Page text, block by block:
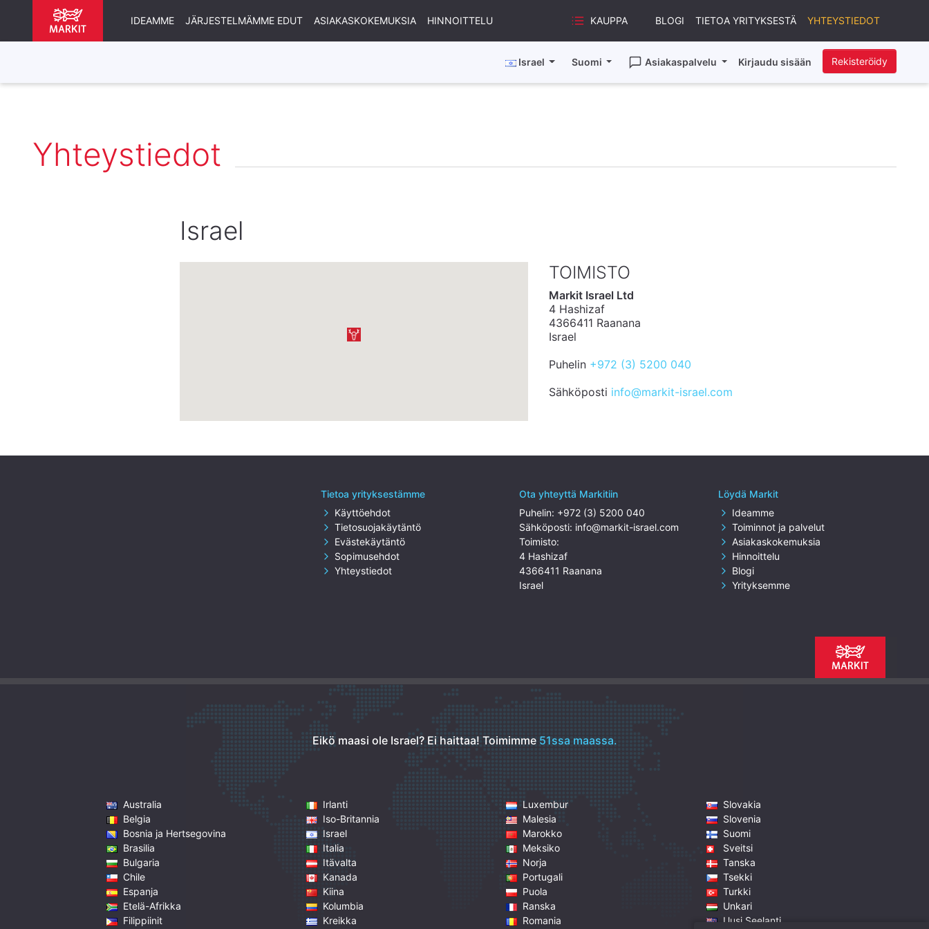
IDEAMME JÄRJESTELMÄMME EDUT ASIAKASKOKEMUKSIA HINNOITTELU KAUPPA BLOGI TIETOA YRITYKSESTÄ YHTEYSTIEDOT
Israel Suomi Asiakaspalvelu Kirjaudu sisään Rekisteröidy
Yhteystiedot
Israel
TOIMISTO
Markit Israel Ltd
4 Hashizaf
4366411 Raanana
Israel
Puhelin +972 (3) 5200 040
Sähköposti info@markit-israel.com
Tietoa yrityksestämme
Käyttöehdot
Tietosuojakäytäntö
Evästekäytäntö
Sopimusehdot
Yhteystiedot
Ota yhteyttä Markitiin
Puhelin: +972 (3) 5200 040
Sähköposti: info@markit-israel.com
Toimisto:
4 Hashizaf
4366411 Raanana
Israel
Löydä Markit
Ideamme
Toiminnot ja palvelut
Asiakaskokemuksia
Hinnoittelu
Blogi
Yrityksemme
Eikö maasi ole Israel? Ei haittaa! Toimimme 51ssa maassa.
Australia
Belgia
Bosnia ja Hertsegovina
Brasilia
Bulgaria
Chile
Espanja
Etelä-Afrikka
Filippiinit
Irlanti
Iso-Britannia
Israel
Italia
Itävalta
Kanada
Kiina
Kolumbia
Kreikka
Luxembur
Malesia
Marokko
Meksiko
Norja
Portugali
Puola
Ranska
Romania
Slovakia
Slovenia
Suomi
Sveitsi
Tanska
Tsekki
Turkki
Unkari
Uusi Seelanti